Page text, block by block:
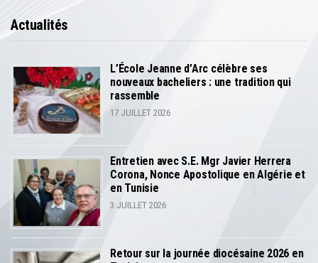
Actualités
L’École Jeanne d’Arc célèbre ses
nouveaux bacheliers : une tradition qui
rassemble
17 JUILLET 2026
Entretien avec S.E. Mgr Javier Herrera
Corona, Nonce Apostolique en Algérie et
en Tunisie
3 JUILLET 2026
Retour sur la journée diocésaine 2026 en